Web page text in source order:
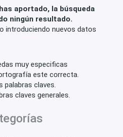
aportado, la búsqueda
ningún resultado.
introduciendo nuevos datos
muy especificas
este correcta.
palabras claves.
claves generales.